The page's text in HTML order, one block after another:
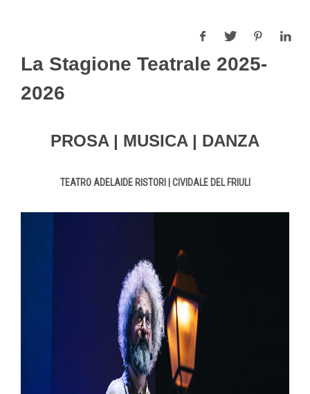
La Stagione Teatrale 2025-
2026
PROSA | MUSICA | DANZA
TEATRO ADELAIDE RISTORI | CIVIDALE DEL FRIULI